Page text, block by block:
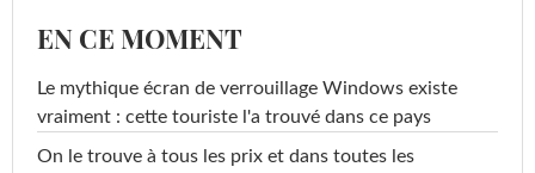
EN CE MOMENT
Le mythique écran de verrouillage Windows existe
vraiment : cette touriste l'a trouvé dans ce pays
On le trouve à tous les prix et dans toutes les